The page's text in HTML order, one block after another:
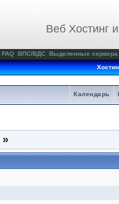
Веб Хостинг
FAQ ВПС/ВДС Выделенные сервера
Календарь
»